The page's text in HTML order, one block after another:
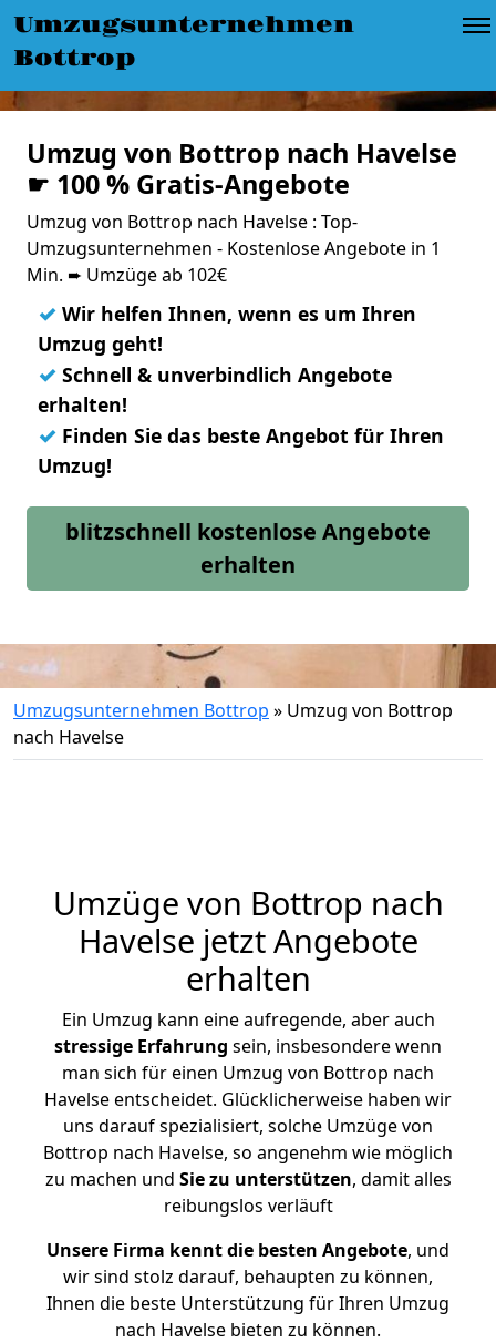
Umzugsunternehmen
Bottrop
Umzug von Bottrop nach Havelse
☛ 100 % Gratis-Angebote
Umzug von Bottrop nach Havelse : Top-
Umzugsunternehmen - Kostenlose Angebote in 1
Min. ➨ Umzüge ab 102€
✓ Wir helfen Ihnen, wenn es um Ihren
Umzug geht!
✓ Schnell & unverbindlich Angebote
erhalten!
✓ Finden Sie das beste Angebot für Ihren
Umzug!
blitzschnell kostenlose Angebote
erhalten
Umzugsunternehmen Bottrop » Umzug von Bottrop
nach Havelse
Umzüge von Bottrop nach
Havelse jetzt Angebote
erhalten
Ein Umzug kann eine aufregende, aber auch
stressige Erfahrung sein, insbesondere wenn
man sich für einen Umzug von Bottrop nach
Havelse entscheidet. Glücklicherweise haben wir
uns darauf spezialisiert, solche Umzüge von
Bottrop nach Havelse, so angenehm wie möglich
zu machen und Sie zu unterstützen, damit alles
reibungslos verläuft
Unsere Firma kennt die besten Angebote, und
wir sind stolz darauf, behaupten zu können,
Ihnen die beste Unterstützung für Ihren Umzug
nach Havelse bieten zu können.